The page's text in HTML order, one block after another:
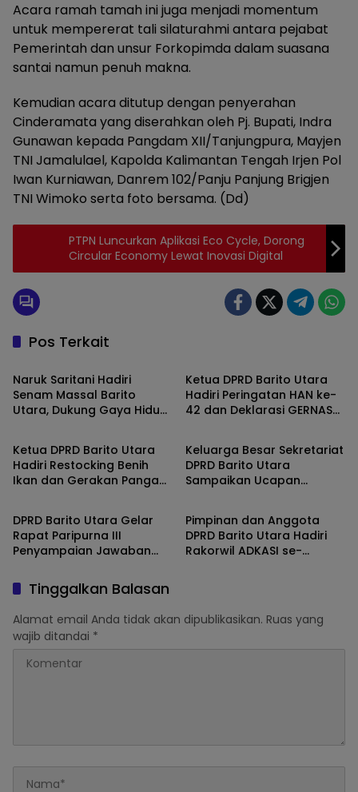
Acara ramah tamah ini juga menjadi momentum
untuk mempererat tali silaturahmi antara pejabat
Pemerintah dan unsur Forkopimda dalam suasana
santai namun penuh makna.
Kemudian acara ditutup dengan penyerahan
Cinderamata yang diserahkan oleh Pj. Bupati, Indra
Gunawan kepada Pangdam XII/Tanjungpura, Mayjen
TNI Jamalulael, Kapolda Kalimantan Tengah Irjen Pol
Iwan Kurniawan, Danrem 102/Panju Panjung Brigjen
TNI Wimoko serta foto bersama. (Dd)
PTPN Luncurkan Aplikasi Eco Cycle, Dorong
Circular Economy Lewat Inovasi Digital
Pos Terkait
Barito Utara
Naruk Saritani Hadiri
Senam Massal Barito
Utara, Dukung Gaya Hidup
Ketua DPRD Barito Utara
Hadiri Peringatan HAN ke-
42 dan Deklarasi GERNAS
Barito Utara
Ketua DPRD Barito Utara
Hadiri Restocking Benih
Ikan dan Gerakan Pangan
Barito Utara
Keluarga Besar Sekretariat
DPRD Barito Utara
Sampaikan Ucapan
Shalahuddin
Barito Utara
DPRD Barito Utara Gelar
Rapat Paripurna III
Penyampaian Jawaban
Pemandangan Umum
Fraksi-Fraksi DPRD
Barito Utara
Pimpinan dan Anggota
DPRD Barito Utara Hadiri
Rakorwil ADKASI se-
Tinggalkan Balasan
Alamat email Anda tidak akan dipublikasikan. Ruas yang
wajib ditandai *